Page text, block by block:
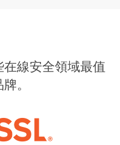
在線安全領域最值
。